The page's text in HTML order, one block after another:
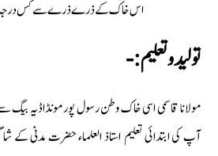
اس خاک کے ذرے ذرے سے کس درجہ
تولید وتعلیم :-
آپ کی ابتدائی تعلیم استاذ العلماء حضرت مدنى